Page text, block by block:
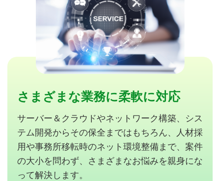
さまざまな業務に柔軟に対応
サーバー＆クラウドやネットワーク構築、シス
テム開発からその保全まではもちろん、人材採
用や事務所移転時のネット環境整備まで、案件
の大小を問わず、さまざまなお悩みを親身にな
って解決します。